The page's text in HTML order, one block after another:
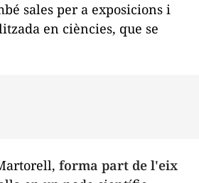
sales per a exposicions i
en ciències, que se
forma part de l'eix